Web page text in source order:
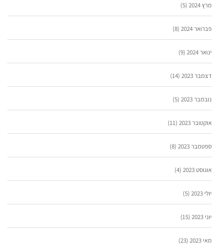
מרץ 2024 (5)
פברואר 2024 (8)
ינואר 2024 (9)
דצמבר 2023 (14)
נובמבר 2023 (5)
אוקטובר 2023 (11)
ספטמבר 2023 (8)
אוגוסט 2023 (4)
יולי 2023 (5)
יוני 2023 (15)
מאי 2023 (23)